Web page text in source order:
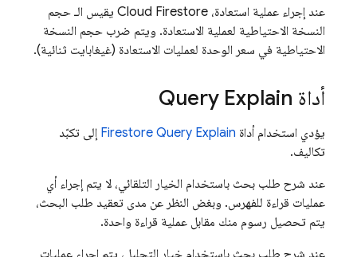
عند إجراء عملية استعادة، Cloud Firestore يقيس الـ حجم
النسخة الاحتياطية لعملية الاستعادة. ويتم ضرب حجم النسخة
الاحتياطية في سعر الوحدة لعمليات الاستعادة (غيغابايت ثنائية).
أداة Query Explain
يؤدي استخدام أداة Firestore Query Explain إلى تكبّد
تكاليف.
عند شرح طلب بحث باستخدام الخيار التلقائي، لا يتم إجراء أي
عمليات قراءة للفهرس. وبغض النظر عن مدى تعقيد طلب البحث،
يتم تحصيل رسوم منك مقابل عملية قراءة واحدة.